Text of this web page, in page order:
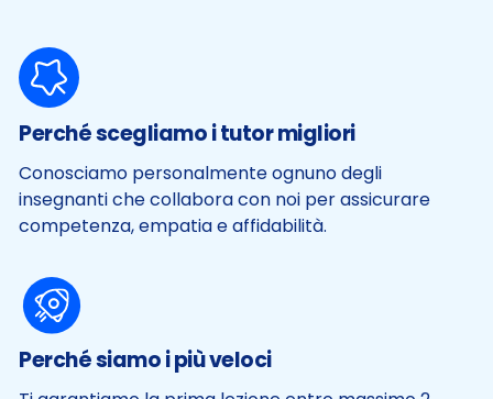
Perché scegliamo i tutor migliori
Conosciamo personalmente ognuno degli
insegnanti che collabora con noi per assicurare
competenza, empatia e affidabilità.
Perché siamo i più veloci